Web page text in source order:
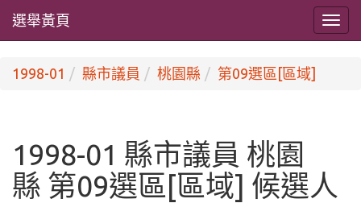
選舉黃頁
1998-01 縣市議員 桃園縣 第09選區[區域]
1998-01 縣市議員 桃園
縣 第09選區[區域] 候選人